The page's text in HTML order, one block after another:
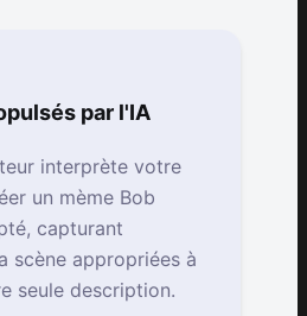
par l'IA
interprète votre
un mème Bob
capturant
scène appropriées à
seule description.